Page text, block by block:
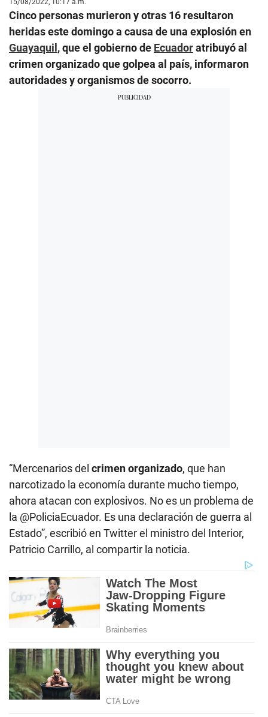
Cinco personas murieron y otras 16 resultaron
heridas este domingo a causa de una explosión en
Guayaquil, que el gobierno de Ecuadoratribuyó al
crimen organizado que golpea al país, informaron
autoridades y organismos de socorro.
“Mercenarios del crimen organizado, que han
narcotizado la economía durante mucho tiempo,
ahora atacan con explosivos. No es un problema de
la @PoliciaEcuador. Es una declaración de guerra al
Estado”, escribió en Twitter el ministro del Interior,
Patricio Carrillo, al compartir la noticia.